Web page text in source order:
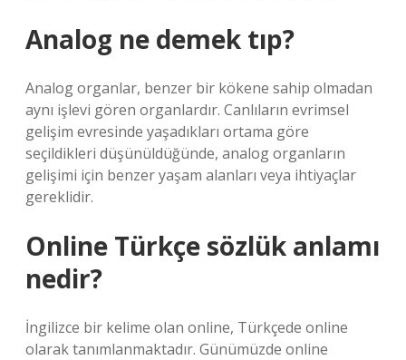
Analog ne demek tıp?
Analog organlar, benzer bir kökene sahip olmadan
aynı işlevi gören organlardır. Canlıların evrimsel
gelişim evresinde yaşadıkları ortama göre
seçildikleri düşünüldüğünde, analog organların
gelişimi için benzer yaşam alanları veya ihtiyaçlar
gereklidir.
Online Türkçe sözlük anlamı
nedir?
İngilizce bir kelime olan online, Türkçede online
olarak tanımlanmaktadır. Günümüzde online